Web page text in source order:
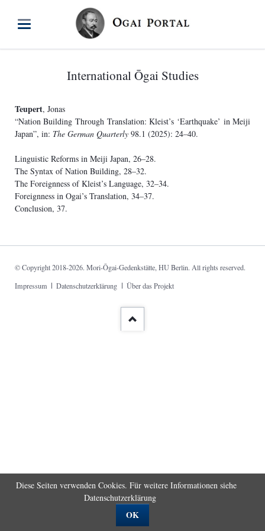
International Ōgai Studies
Teupert, Jonas
“Nation Building Through Translation: Kleist’s ‘Earthquake’ in Meiji
Japan”, in: The German Quarterly98.1 (2025): 24–40.
Linguistic Reforms in Meiji Japan, 26–28.
The Syntax of Nation Building, 28–32.
The Foreignness of Kleist’s Language, 32–34.
Foreignness in Ogai’s Translation, 34–37.
Conclusion, 37.
© Copyright 2018-2026. Mori-Ōgai-Gedenkstätte, HU Berlin. All rights reserved.
Navigation
Impressum Datenschutzerklärung Über das Projekt
Diese Seiten verwenden Cookies. Für weitere Informationen siehe
Datenschutzerklärung
OK